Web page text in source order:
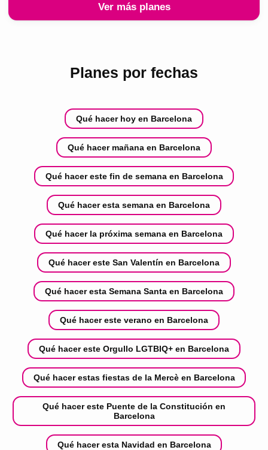
Ver más planes
Planes por fechas
Qué hacer hoy en Barcelona
Qué hacer mañana en Barcelona
Qué hacer este fin de semana en Barcelona
Qué hacer esta semana en Barcelona
Qué hacer la próxima semana en Barcelona
Qué hacer este San Valentín en Barcelona
Qué hacer esta Semana Santa en Barcelona
Qué hacer este verano en Barcelona
Qué hacer este Orgullo LGTBIQ+ en Barcelona
Qué hacer estas fiestas de la Mercè en Barcelona
Qué hacer este Puente de la Constitución en
Barcelona
Qué hacer esta Navidad en Barcelona